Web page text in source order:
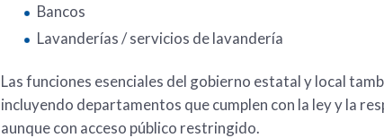
Bancos
Lavanderías / servicios de lavandería
Las funciones esenciales del gobierno estatal y local
incluyendo departamentos que cumplen con la ley y la
aunque con acceso público restringido.